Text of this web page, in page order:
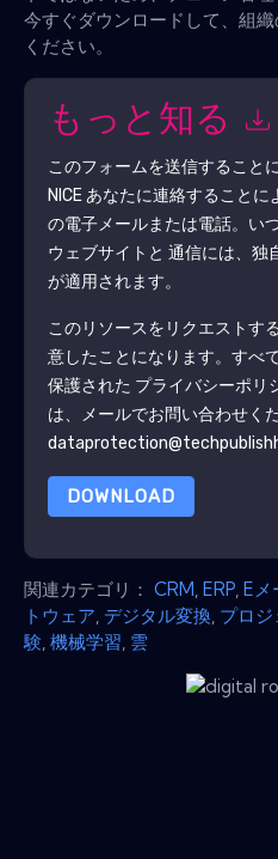
今すぐダウンロードして、組
ください。
もっと知る
このフォームを送信すること
NICEあなたに連絡することに
の電子メールまたは電話。い
ウェブサイトと 通信には、独
が適用されます。
このリソースをリクエストす
意したことになります。すべ
保護された プライバシーポリ
は、メールでお問い合わせく
DOWNLOAD
関連カテゴリ： CRM ERP Eメ
トウェア デジタル変換 プロ
験 機械学習 雲